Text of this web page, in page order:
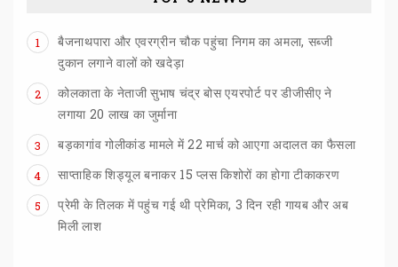
1
बैजनाथपारा और एवरग्रीन चौक पहुंचा निगम का अमला, सब्जी
दुकान लगाने वालों को खदेड़ा
2
कोलकाता के नेताजी सुभाष चंद्र बोस एयरपोर्ट पर डीजीसीए ने
लगाया 20 लाख का जुर्माना
3 बड़कागांव गोलीकांड मामले में22 मार्च कोआएगाअदालत का फैसला
4 साप्ताहिकशिड्यूलबनाकर 15 प्लसकिशोरों काहोगाटीकाकरण
5
प्रेमी के तिलक में पहुंच गई थी प्रेमिका, 3 दिन रही गायब और अब
मिली लाश